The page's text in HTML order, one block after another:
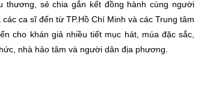
thương, sẻ chia gắn kết đồng hành cùng người
ca sĩ đến từ TP.Hồ Chí Minh và các Trung tâm
cho khán giả nhiều tiết mục hát, múa đặc sắc,
nhà hảo tâm và người dân địa phương.